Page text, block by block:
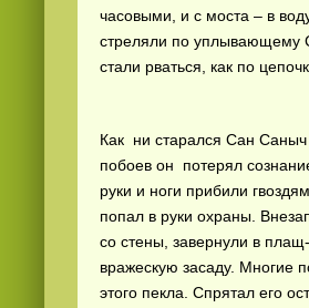
часовыми, и с моста – в
стреляли по уплывающему
стали рваться, как по
Как ни старался Сан
побоев он потерял
руки и ноги прибили
попал в руки охраны.
со стены, завернули в
вражескую засаду. Многие
этого пекла. Спрятал его